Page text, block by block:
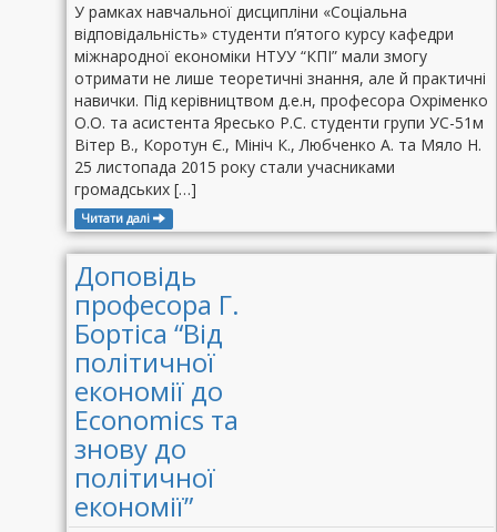
У рамках навчальної дисципліни «Соціальна
відповідальність» студенти п’ятого курсу кафедри
міжнародної економіки НТУУ “КПІ” мали змогу
отримати не лише теоретичні знання, але й практичні
навички. Під керівництвом д.е.н, професора Охріменко
О.О. та асистента Яресько Р.С. студенти групи УС-51м
Вітер В., Коротун Є., Мініч К., Любченко А. та Мяло Н.
25 листопада 2015 року стали учасниками
громадських […]
Читати далі
Доповідь
професора Г.
Бортіса “Від
політичної
економії до
Economics та
знову до
політичної
економії”